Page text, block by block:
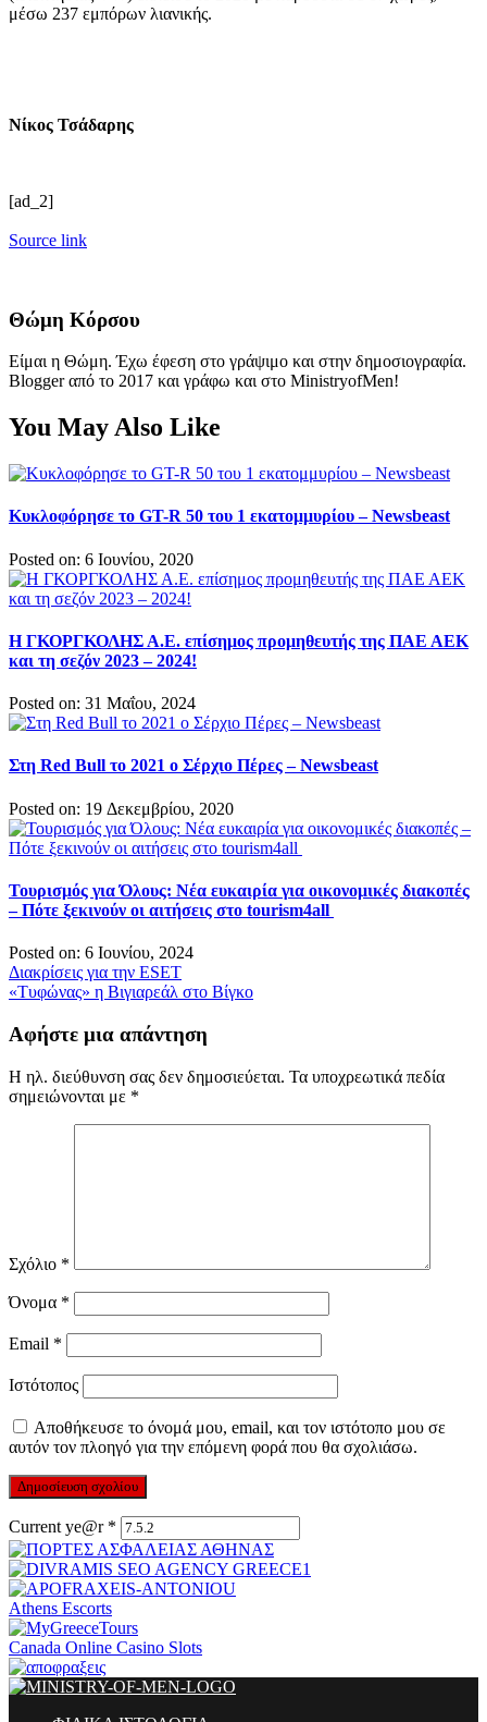
μέσω 237 εμπόρων λιανικής.
Νίκος Τσάδαρης
[ad_2]
Source link
Θώμη Κόρσου
Είμαι η Θώμη. Έχω έφεση στο γράψιμο και στην δημοσιογραφία.
Blogger από το 2017 και γράφω και στο MinistryofMen!
You May Also Like
Κυκλοφόρησε το GT-R 50 του 1 εκατομμυρίου – Newsbeast
Posted on: 6 Ιουνίου, 2020
Η ΓΚΟΡΓΚΟΛΗΣ Α.Ε. επίσημος προμηθευτής της ΠΑΕ ΑΕΚ
και τη σεζόν 2023 – 2024!
Posted on: 31 Μαΐου, 2024
Στη Red Bull το 2021 ο Σέρχιο Πέρες – Newsbeast
Posted on: 19 Δεκεμβρίου, 2020
Τουρισμός για Όλους: Νέα ευκαιρία για οικονομικές διακοπές
– Πότε ξεκινούν οι αιτήσεις στο tourism4all
Posted on: 6 Ιουνίου, 2024
Πλοήγηση
άρθρων
Διακρίσεις για την ESET
«Τυφώνας» η Βιγιαρεάλ στο Βίγκο
Αφήστε μια απάντηση
Η ηλ. διεύθυνση σας δεν δημοσιεύεται. Τα υποχρεωτικά πεδία
σημειώνονται με *
Σχόλιο *
Όνομα *
Email *
Ιστότοπος
Αποθήκευσε το όνομά μου, email, και τον ιστότοπο μου σε
αυτόν τον πλοηγό για την επόμενη φορά που θα σχολιάσω.
Current ye@r *
Athens Escorts
Canada Online Casino Slots